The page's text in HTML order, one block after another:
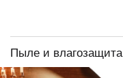
Пыле и влагозащита